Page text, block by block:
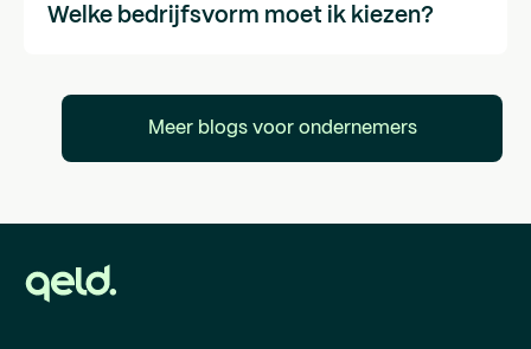
Welke bedrijfsvorm moet ik kiezen?
Meer blogs voor ondernemers